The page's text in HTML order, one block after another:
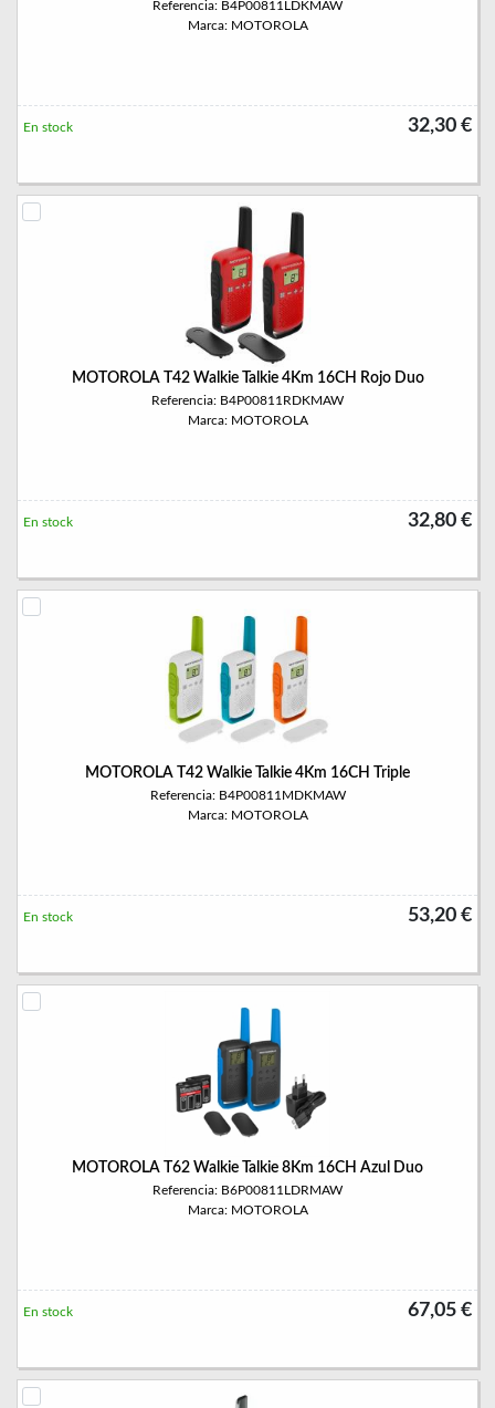
Referencia: B4P00811LDKMAW
Marca: MOTOROLA
32,30 €
En stock
MOTOROLA T42 Walkie Talkie 4Km 16CH Rojo Duo
Referencia: B4P00811RDKMAW
Marca: MOTOROLA
32,80 €
En stock
MOTOROLA T42 Walkie Talkie 4Km 16CH Triple
Referencia: B4P00811MDKMAW
Marca: MOTOROLA
53,20 €
En stock
MOTOROLA T62 Walkie Talkie 8Km 16CH Azul Duo
Referencia: B6P00811LDRMAW
Marca: MOTOROLA
67,05 €
En stock